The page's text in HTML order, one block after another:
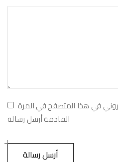
في هذا المتصفح في المرة
القادمة أرسل رسالة